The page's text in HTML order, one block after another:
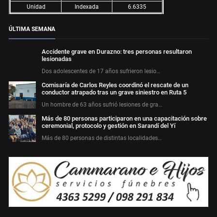
Unidad Indexada 6.6335
ÚLTIMA SEMANA
Accidente grave en Durazno: tres personas resultaron
lesionadas
Dos adolescentes de 17 años sufrieron lesio…
Comisaría de Carlos Reyles coordinó el rescate de un
conductor atrapado tras un grave siniestro en Ruta 5
Un hombre de 63 años sufrió lesiones de gra…
Más de 80 personas participaron en una capacitación sobre
ceremonial, protocolo y gestión en Sarandí del Yí
Más de 80 personas de distintas localidades…